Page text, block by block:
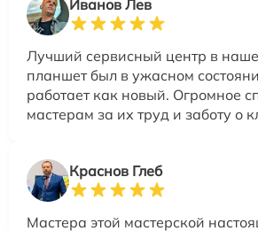
Иванов Лев
Лучший сервисный центр в
планшет был в ужасном
работает как новый. Огромное
мастерам за их труд и заботу о
Краснов Глеб
Мастера этой мастерской